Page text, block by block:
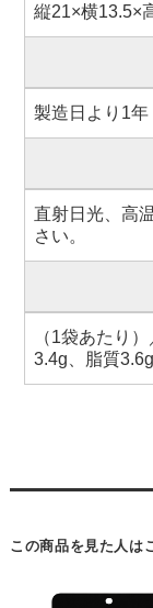
縦21×横13.5×
製造日より1年
直射日光、高
さい。
（1袋あたり
3.4g、脂質
この商品を見た人は